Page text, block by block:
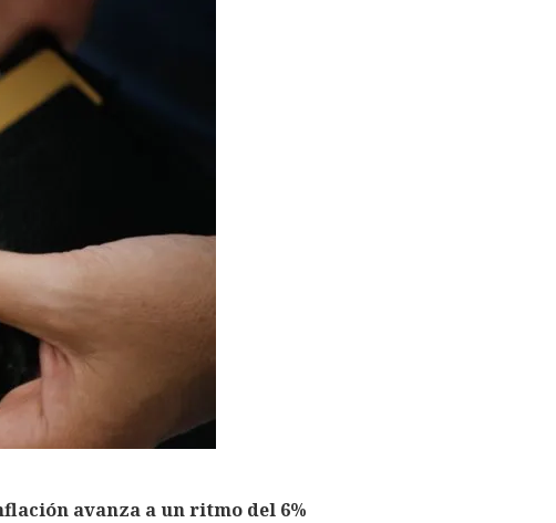
avanza a un ritmo del 6%